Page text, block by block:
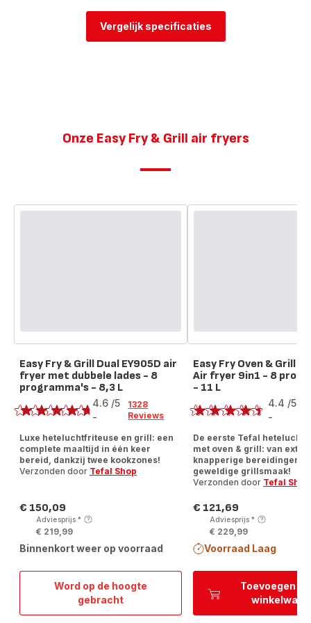
Vergelijk specificaties
Onze Easy Fry & Grill air fryers
Word op de hoogte
gebracht
Easy
Fry
Easy Fry & Grill Dual EY905D air
fryer met dubbele lades - 8
programma's - 8,3 L
Score
4.6 /5
-
1328
Reviews
Luxe heteluchtfriteuse en grill: een
complete maaltijd in één keer
bereid, dankzij twee kookzones!
Verzonden door Tefal Shop
Prijs
€ 150,09
Adviesprijs*
€ 219,99
Binnenkort weer op voorraad
Toevoegen
Easy Fry Oven & Grill
Air fryer 9in1 - 8
- 11 L
Score
4.4 /5
-
De eerste Tefal
met oven & grill: van extra
knapperige bereidingen
geweldige grillsmaak!
Verzonden door Tefal Shop
Prijs
€ 121,69
Adviesprijs*
€ 229,99
Voorraad Laag